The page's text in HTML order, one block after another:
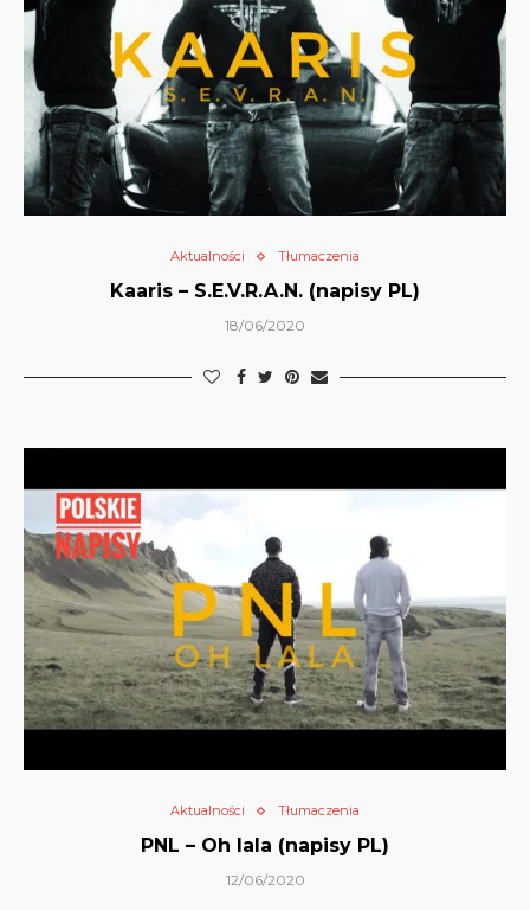
Aktualności Tłumaczenia
Kaaris – S.E.V.R.A.N. (napisy PL)
18/06/2020
Aktualności Tłumaczenia
PNL – Oh lala (napisy PL)
12/06/2020